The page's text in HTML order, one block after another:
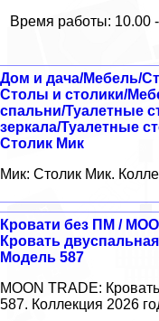
Время работы: 10.00
Дом и дача/Мебель/
Столы и столики/
спальни/Туалетные
зеркала/Туалетные
Столик Мик
Мик: Столик Мик.
Кровати без ПМ /
Кровать
Модель 587
MOON TRADE:
587. Коллекция 2026